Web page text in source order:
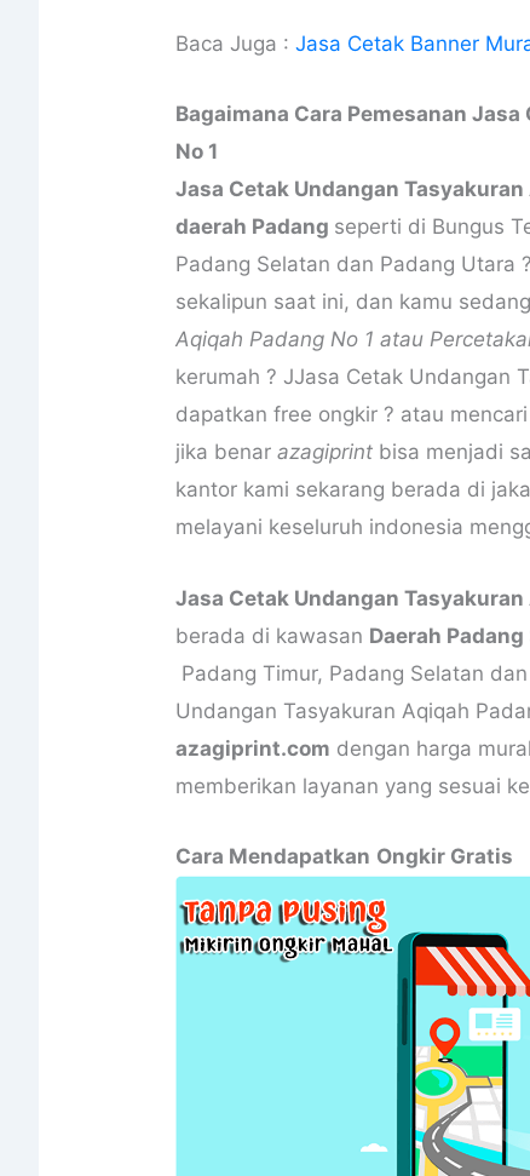
Baca Juga :Jasa Cetak Banner
Bagaimana Cara Pemesanan
No 1
Jasa Cetak Undangan
daerah Padang seperti di Bungus
Padang Selatan dan Padang Utara
sekalipun saat ini, dan kamu
Aqiqah Padang No 1 atau
kerumah ? JJasa Cetak Undangan
dapatkan free ongkir ? atau
jika benarazagiprint bisa menjadi
kantor kami sekarang berada di
melayani keseluruh indonesia
Jasa Cetak Undangan Tasyakuran
berada di kawasan Daerah Padang
Padang Timur, Padang Selatan
Undangan Tasyakuran Aqiqah
azagiprint.com dengan harga
memberikan layanan yang sesuai
Cara Mendapatkan Ongkir Gratis